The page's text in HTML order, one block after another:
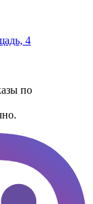
4
по